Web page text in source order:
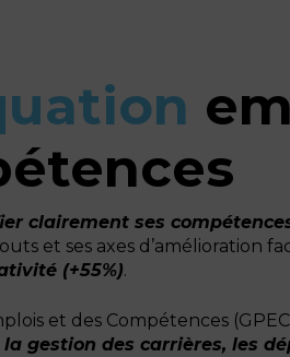
clairement ses
et ses axes d’amélioration
(+55%).
et des Compétences
gestion des carrières, les